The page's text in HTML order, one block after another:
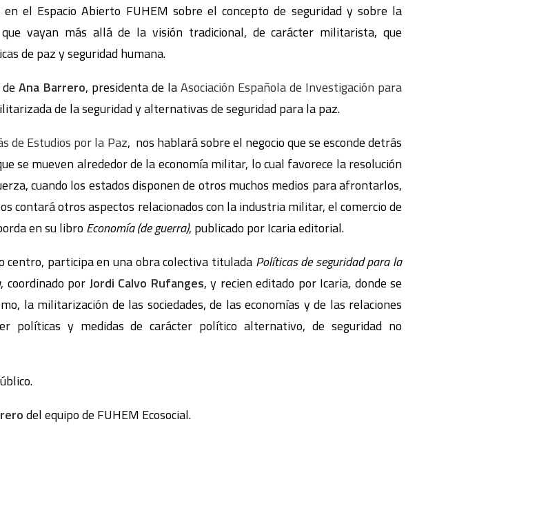
el Espacio Abierto FUHEM sobre el concepto de seguridad y sobre la
vayan más allá de la visión tradicional, de carácter militarista, que
de paz y seguridad humana.
deAna Barrero, presidenta de laAsociación Española de Investigación para
de la seguridad y alternativas de seguridad para la paz.
de Estudios por la Paz, nos hablará sobre el negocio que se esconde detrás
se mueven alrededor de la economía militar, lo cual favorece la resolución
cuando los estados disponen de otros muchos medios para afrontarlos,
contará otros aspectos relacionados con la industria militar, el comercio de
en su libro Economía (de guerra), publicado por Icaria editorial.
centro, participa en una obra colectiva titulada Políticas de seguridad para la
, coordinado por Jordi Calvo Rufanges, y recien editado por Icaria, donde se
la militarización de las sociedades, de las economías y de las relaciones
políticas y medidas de carácter político alternativo, de seguridad no
del equipo de FUHEM Ecosocial.